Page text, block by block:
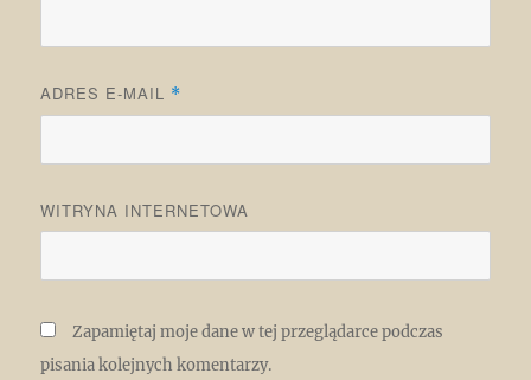
ADRES E-MAIL *
WITRYNA INTERNETOWA
Zapamiętaj moje dane w tej przeglądarce podczas
pisania kolejnych komentarzy.